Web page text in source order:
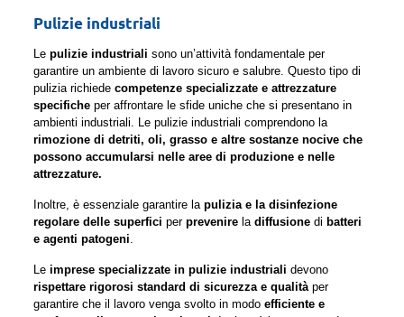
Pulizie industriali
Le pulizie industriali sono un’attività fondamentale per
garantire un ambiente di lavoro sicuro e salubre. Questo tipo di
pulizia richiede competenze specializzate e attrezzature
specificheper affrontare le sfide uniche che si presentano in
ambienti industriali. Le pulizie industriali comprendono la
rimozione di detriti, oli, grasso e altre sostanze nocive che
possono accumularsi nelle aree di produzione e nelle
attrezzature.
Inoltre, è essenziale garantire la pulizia e la disinfezione
regolare delle superfici per prevenirela diffusionedi batteri
e agenti patogeni.
Le imprese specializzate in pulizie industriali devono
rispettare rigorosi standard di sicurezza e qualitàper
garantire che il lavoro venga svolto in modo efficiente e